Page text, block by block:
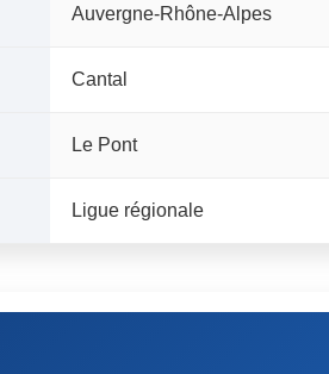
Auvergne-Rhône-Alpes
Cantal
Le Pont
Ligue régionale